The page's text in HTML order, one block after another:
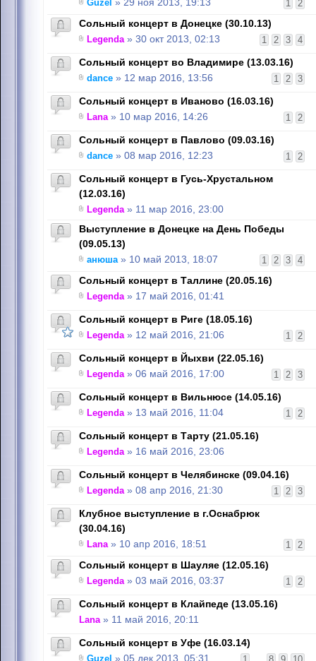
1 2
Guzel » 29 ноя 2013, 19:13
Сольный концерт в Донецке (30.10.13)
1 2 3 4
Legenda» 30 окт 2013, 02:13
Сольный концерт во Владимире (13.03.16)
1 2 3
dance » 12 мар 2016, 13:56
Сольный концерт в Иваново (16.03.16)
1 2
Lana» 10 мар 2016, 14:26
Сольный концерт в Павлово (09.03.16)
1 2
dance » 08 мар 2016, 12:23
Сольный концерт в Гусь-Хрустальном
(12.03.16)
Legenda» 11 мар 2016, 23:00
Выступление в Донецке на День Победы
(09.05.13)
1 2 3 4
анюша» 10 май 2013, 18:07
Сольный концерт в Таллине (20.05.16)
Legenda» 17 май 2016, 01:41
Сольный концерт в Риге (18.05.16)
1 2
Legenda» 12 май 2016, 21:06
Сольный концерт в Йыхви (22.05.16)
1 2 3
Legenda» 06 май 2016, 17:00
Сольный концерт в Вильнюсе (14.05.16)
1 2
Legenda» 13 май 2016, 11:04
Сольный концерт в Тарту (21.05.16)
Legenda» 16 май 2016, 23:06
Сольный концерт в Челябинске (09.04.16)
1 2 3
Legenda» 08 апр 2016, 21:30
Клубное выступление в г.Оснабрюк
(30.04.16)
1 2
Lana» 10 апр 2016, 18:51
Сольный концерт в Шауляе (12.05.16)
1 2
Legenda» 03 май 2016, 03:37
Сольный концерт в Клайпеде (13.05.16)
Lana» 11 май 2016, 20:11
Сольный концерт в Уфе (16.03.14)
Guzel » 05 дек 2013, 05:31